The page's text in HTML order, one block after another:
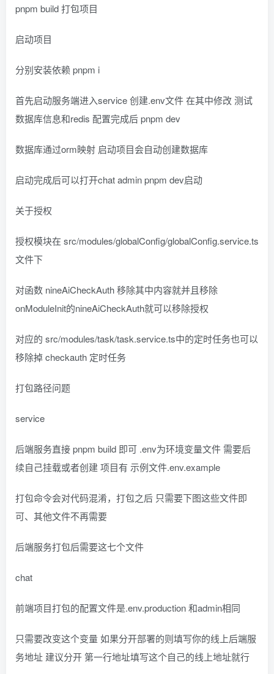
pnpm build 打包项目
启动项目
分别安装依赖 pnpm i
首先启动服务端进入service 创建.env文件 在其中修改 测试
数据库信息和redis 配置完成后 pnpm dev
数据库通过orm映射 启动项目会自动创建数据库
启动完成后可以打开chat admin pnpm dev启动
关于授权
授权模块在 src/modules/globalConfig/globalConfig.service.ts
文件下
对函数 nineAiCheckAuth 移除其中内容就并且移除
onModuleInit的nineAiCheckAuth就可以移除授权
对应的 src/modules/task/task.service.ts中的定时任务也可以
移除掉 checkauth 定时任务
打包路径问题
service
后端服务直接 pnpm build 即可 .env为环境变量文件 需要后
续自己挂载或者创建 项目有 示例文件.env.example
打包命令会对代码混淆，打包之后 只需要下图这些文件即
可、其他文件不再需要
后端服务打包后需要这七个文件
chat
前端项目打包的配置文件是.env.production 和admin相同
只需要改变这个变量 如果分开部署的则填写你的线上后端服
务地址 建议分开 第一行地址填写这个自己的线上地址就行